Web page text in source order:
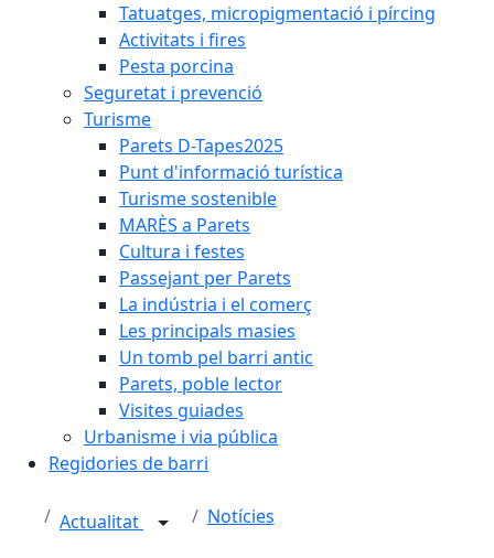
Tatuatges, micropigmentació i pírcing
Activitats i fires
Pesta porcina
Seguretat i prevenció
Turisme
Parets D-Tapes2025
Punt d'informació turística
Turisme sostenible
MARÈS a Parets
Cultura i festes
Passejant per Parets
La indústria i el comerç
Les principals masies
Un tomb pel barri antic
Parets, poble lector
Visites guiades
Urbanisme i via pública
Regidories de barri
Actualitat Notícies